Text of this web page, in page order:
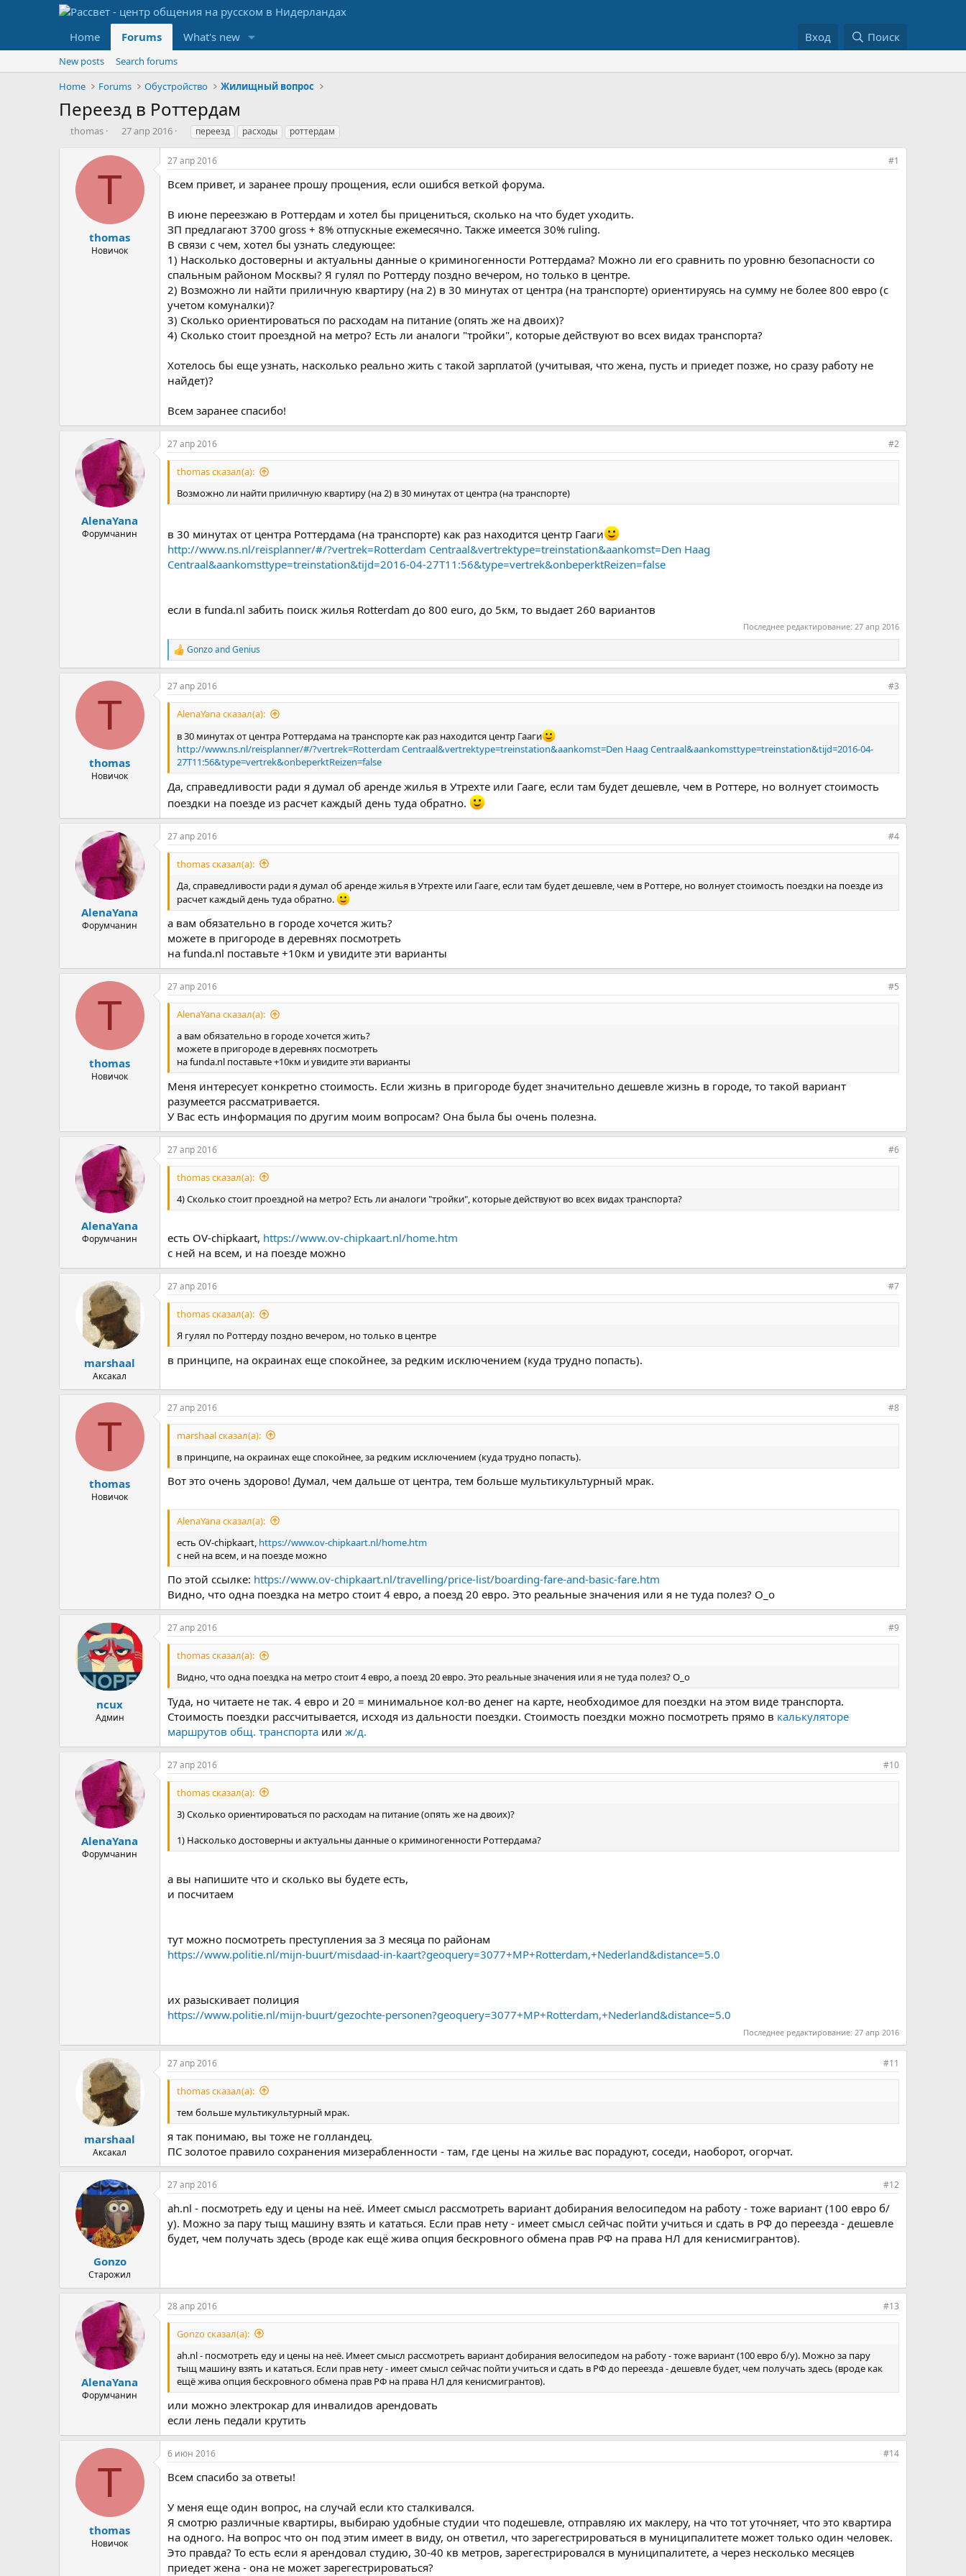
Home Forums What's new Вход Поиск
New posts
Search forums
Home
Forums Обустройство Жилищный вопрос
Переезд в Роттердам
А
thomas
Д
т
с
д
а
н
27 апр 2016
М
т
к
и
переезд расходы роттердам
T
thomas
Новичок
27 апр 2016 #1
Всем привет, и заранее прошу прощения, если ошибся веткой форума.
В июне переезжаю в Роттердам и хотел бы прицениться, сколько на что будет уходить.
ЗП предлагают 3700 gross + 8% отпускные ежемесячно. Также имеется 30% ruling.
В связи с чем, хотел бы узнать следующее:
1) Насколько достоверны и актуальны данные о криминогенности Роттердама? Можно ли его сравнить по уровню безопасности со
спальным районом Москвы? Я гулял по Роттерду поздно вечером, но только в центре.
2) Возможно ли найти приличную квартиру (на 2) в 30 минутах от центра (на транспорте) ориентируясь на сумму не более 800 евро (с
учетом комуналки)?
3) Сколько ориентироваться по расходам на питание (опять же на двоих)?
4) Сколько стоит проездной на метро? Есть ли аналоги "тройки", которые действуют во всех видах транспорта?
Хотелось бы еще узнать, насколько реально жить с такой зарплатой (учитывая, что жена, пусть и приедет позже, но сразу работу не
найдет)?
Всем заранее спасибо!
AlenaYana
Форумчанин
27 апр 2016 #2
thomas сказал(а):
Возможно ли найти приличную квартиру (на 2) в 30 минутах от центра (на транспорте)
в 30 минутах от центра Роттердама (на транспорте) как раз находится центр Гааги
http://www.ns.nl/reisplanner/#/?vertrek=Rotterdam Centraal&vertrektype=treinstation&aankomst=Den Haag
Centraal&aankomsttype=treinstation&tijd=2016-04-27T11:56&type=vertrek&onbeperktReizen=false
если в funda.nl забить поиск жилья Rotterdam до 800 euro, до 5км, то выдает 260 вариантов
Последнее редактирование: 27 апр 2016
R
e
a
c
t
GonzoandGenius
T
thomas
Новичок
27 апр 2016 #3
AlenaYana сказал(а):
в 30 минутах от центра Роттердама на транспорте как раз находится центр Гааги
http://www.ns.nl/reisplanner/#/?vertrek=Rotterdam Centraal&vertrektype=treinstation&aankomst=Den Haag Centraal&aankomsttype=treinstation&tijd=2016-04-
27T11:56&type=vertrek&onbeperktReizen=false
Да, справедливости ради я думал об аренде жилья в Утрехте или Гааге, если там будет дешевле, чем в Роттере, но волнует стоимость
поездки на поезде из расчет каждый день туда обратно.
AlenaYana
Форумчанин
27 апр 2016 #4
thomas сказал(а):
Да, справедливости ради я думал об аренде жилья в Утрехте или Гааге, если там будет дешевле, чем в Роттере, но волнует стоимость поездки на поезде из
расчет каждый день туда обратно.
а вам обязательно в городе хочется жить?
можете в пригороде в деревнях посмотреть
на funda.nl поставьте +10км и увидите эти варианты
T
thomas
Новичок
27 апр 2016 #5
AlenaYana сказал(а):
а вам обязательно в городе хочется жить?
можете в пригороде в деревнях посмотреть
на funda.nl поставьте +10км и увидите эти варианты
Меня интересует конкретно стоимость. Если жизнь в пригороде будет значительно дешевле жизнь в городе, то такой вариант
разумеется рассматривается.
У Вас есть информация по другим моим вопросам? Она была бы очень полезна.
AlenaYana
Форумчанин
27 апр 2016 #6
thomas сказал(а):
4) Сколько стоит проездной на метро? Есть ли аналоги "тройки", которые действуют во всех видах транспорта?
есть OV-chipkaart, https://www.ov-chipkaart.nl/home.htm
с ней на всем, и на поезде можно
marshaal
Аксакал
27 апр 2016 #7
thomas сказал(а):
Я гулял по Роттерду поздно вечером, но только в центре
в принципе, на окраинах еще спокойнее, за редким исключением (куда трудно попасть).
T
thomas
Новичок
27 апр 2016 #8
marshaal сказал(а):
в принципе, на окраинах еще спокойнее, за редким исключением (куда трудно попасть).
Вот это очень здорово! Думал, чем дальше от центра, тем больше мультикультурный мрак.
AlenaYana сказал(а):
есть OV-chipkaart, https://www.ov-chipkaart.nl/home.htm
с ней на всем, и на поезде можно
По этой ссылке: https://www.ov-chipkaart.nl/travelling/price-list/boarding-fare-and-basic-fare.htm
Видно, что одна поездка на метро стоит 4 евро, а поезд 20 евро. Это реальные значения или я не туда полез? О_о
ncux
Админ
27 апр 2016 #9
thomas сказал(а):
Видно, что одна поездка на метро стоит 4 евро, а поезд 20 евро. Это реальные значения или я не туда полез? О_о
Туда, но читаете не так. 4 евро и 20 = минимальное кол-во денег на карте, необходимое для поездки на этом виде транспорта.
Стоимость поездки рассчитывается, исходя из дальности поездки. Стоимость поездки можно посмотреть прямо в калькуляторе
маршрутов общ. транспорта или ж/д.
AlenaYana
Форумчанин
27 апр 2016 #10
thomas сказал(а):
3) Сколько ориентироваться по расходам на питание (опять же на двоих)?
1) Насколько достоверны и актуальны данные о криминогенности Роттердама?
а вы напишите что и сколько вы будете есть,
и посчитаем
тут можно посмотреть преступления за 3 месяца по районам
https://www.politie.nl/mijn-buurt/misdaad-in-kaart?geoquery=3077+MP+Rotterdam,+Nederland&distance=5.0
их разыскивает полиция
https://www.politie.nl/mijn-buurt/gezochte-personen?geoquery=3077+MP+Rotterdam,+Nederland&distance=5.0
Последнее редактирование: 27 апр 2016
marshaal
Аксакал
27 апр 2016 #11
thomas сказал(а):
тем больше мультикультурный мрак.
я так понимаю, вы тоже не голландец.
ПС золотое правило сохранения мизерабленности - там, где цены на жилье вас порадуют, соседи, наоборот, огорчат.
Gonzo
Старожил
27 апр 2016 #12
ah.nl - посмотреть еду и цены на неё. Имеет смысл рассмотреть вариант добирания велосипедом на работу - тоже вариант (100 евро б/
у). Можно за пару тыщ машину взять и кататься. Если прав нету - имеет смысл сейчас пойти учиться и сдать в РФ до переезда - дешевле
будет, чем получать здесь (вроде как ещё жива опция бескровного обмена прав РФ на права НЛ для кенисмигрантов).
AlenaYana
Форумчанин
28 апр 2016 #13
Gonzo сказал(а):
ah.nl - посмотреть еду и цены на неё. Имеет смысл рассмотреть вариант добирания велосипедом на работу - тоже вариант (100 евро б/у). Можно за пару
тыщ машину взять и кататься. Если прав нету - имеет смысл сейчас пойти учиться и сдать в РФ до переезда - дешевле будет, чем получать здесь (вроде как
ещё жива опция бескровного обмена прав РФ на права НЛ для кенисмигрантов).
или можно электрокар для инвалидов арендовать
если лень педали крутить
T
thomas
Новичок
6 июн 2016 #14
Всем спасибо за ответы!
У меня еще один вопрос, на случай если кто сталкивался.
Я смотрю различные квартиры, выбираю удобные студии что подешевле, отправляю их маклеру, на что тот уточняет, что это квартира
на одного. На вопрос что он под этим имеет в виду, он ответил, что зарегестрироваться в муниципалитете может только один человек.
Это правда? То есть если я арендовал студию, 30-40 кв метров, зарегестрировался в муниципалитете, а через несколько месяцев
приедет жена - она не может зарегестрироваться?